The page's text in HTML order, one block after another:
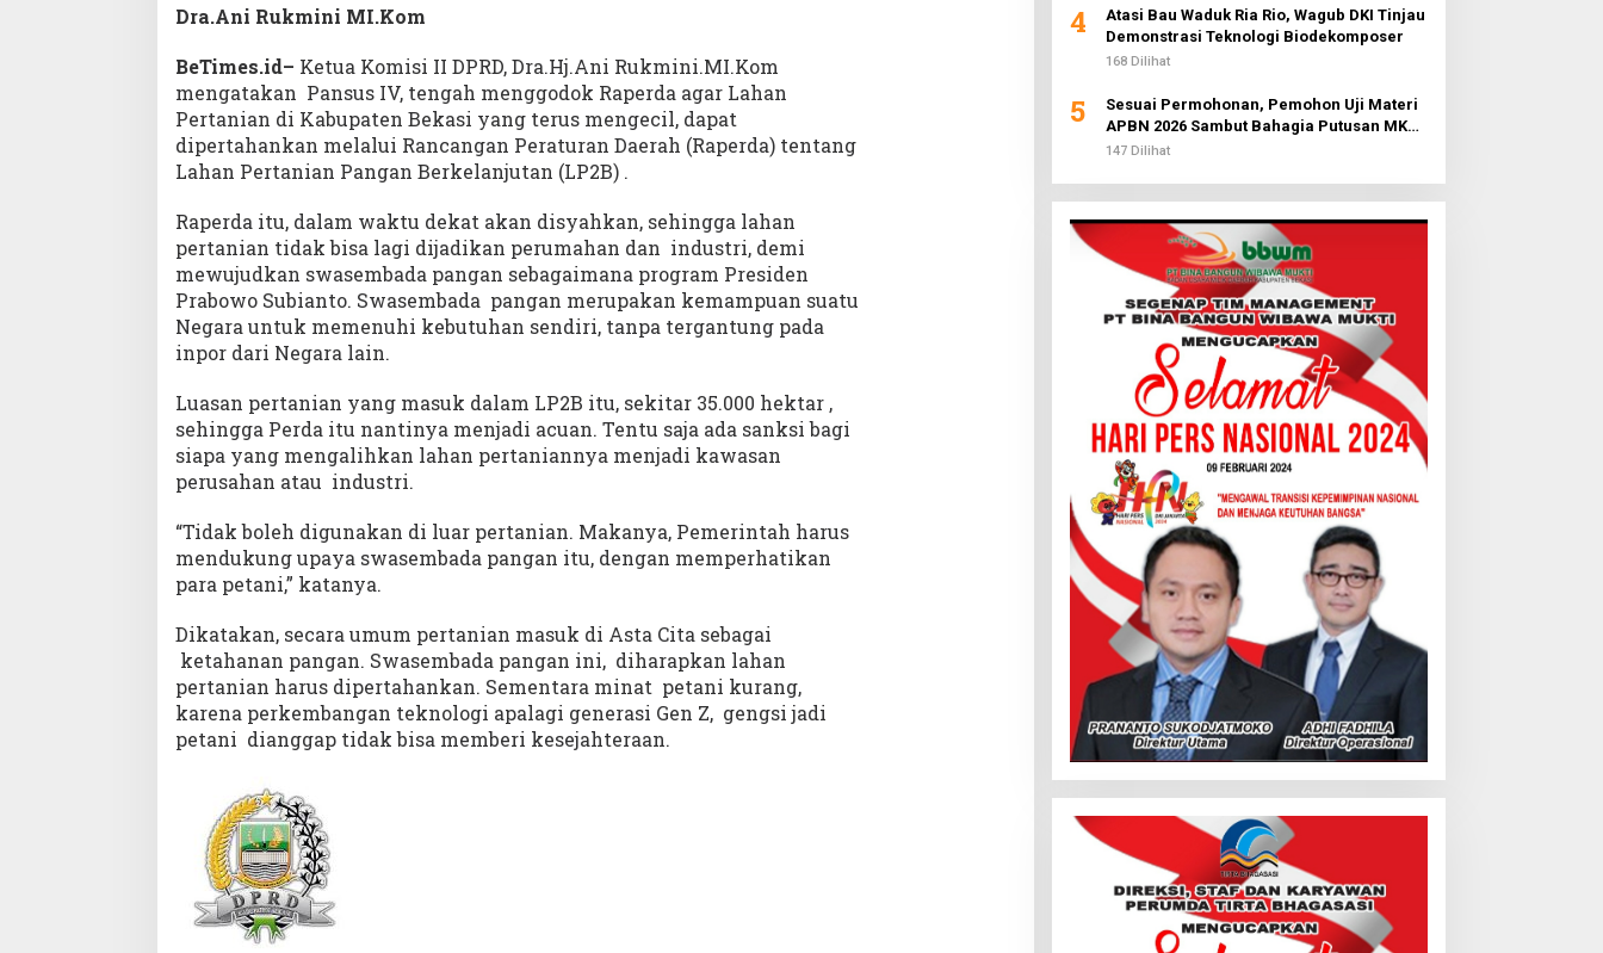
Dra.Ani Rukmini MI.Kom
BeTimes.id– Ketua Komisi II DPRD, Dra.Hj.Ani Rukmini.MI.Kom
mengatakan Pansus IV, tengah menggodok Raperda agar Lahan
Pertanian di Kabupaten Bekasi yang terus mengecil, dapat
dipertahankan melalui Rancangan Peraturan Daerah (Raperda) tentang
Lahan Pertanian Pangan Berkelanjutan (LP2B) .
Raperda itu, dalam waktu dekat akan disyahkan, sehingga lahan
pertanian tidak bisa lagi dijadikan perumahan dan industri, demi
mewujudkan swasembada pangan sebagaimana program Presiden
Prabowo Subianto. Swasembada pangan merupakan kemampuan suatu
Negara untuk memenuhi kebutuhan sendiri, tanpa tergantung pada
inpor dari Negara lain.
Luasan pertanian yang masuk dalam LP2B itu, sekitar 35.000 hektar ,
sehingga Perda itu nantinya menjadi acuan. Tentu saja ada sanksi bagi
siapa yang mengalihkan lahan pertaniannya menjadi kawasan
perusahan atau industri.
“Tidak boleh digunakan di luar pertanian. Makanya, Pemerintah harus
mendukung upaya swasembada pangan itu, dengan memperhatikan
para petani,” katanya.
Dikatakan, secara umum pertanian masuk di Asta Cita sebagai
ketahanan pangan. Swasembada pangan ini, diharapkan lahan
pertanian harus dipertahankan. Sementara minat petani kurang,
karena perkembangan teknologi apalagi generasi Gen Z, gengsi jadi
petani dianggap tidak bisa memberi kesejahteraan.
4
Atasi Bau Waduk Ria Rio, Wagub DKI Tinjau
Demonstrasi Teknologi Biodekomposer
168 Dilihat
5
Sesuai Permohonan, Pemohon Uji Materi
APBN 2026 Sambut Bahagia Putusan MK
Soal Anggaran MBG
147 Dilihat